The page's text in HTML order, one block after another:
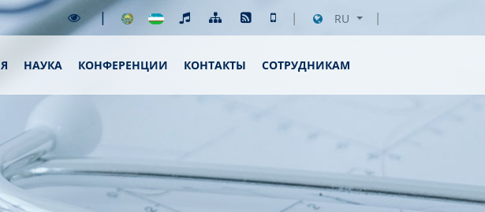
| RU
НАУКА КОНФЕРЕНЦИИ КОНТАКТЫ СОТРУДНИКАМ